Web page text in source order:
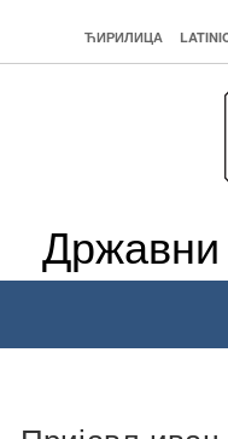
ЋИРИЛИЦА
Државни